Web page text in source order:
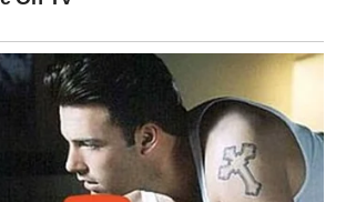
donosi istinu koju mnogi znakovi
ali je nisu mogli objasniti riječima.
promjene osjetiti Rakovi, Vage i Ribe
ljubav, olakšanje i osjećaj da život
imati smisla.
kojeg univerzum pokazuje da prava